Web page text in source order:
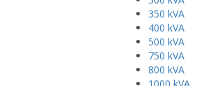
350 kVA
400 kVA
500 kVA
750 kVA
800 kVA